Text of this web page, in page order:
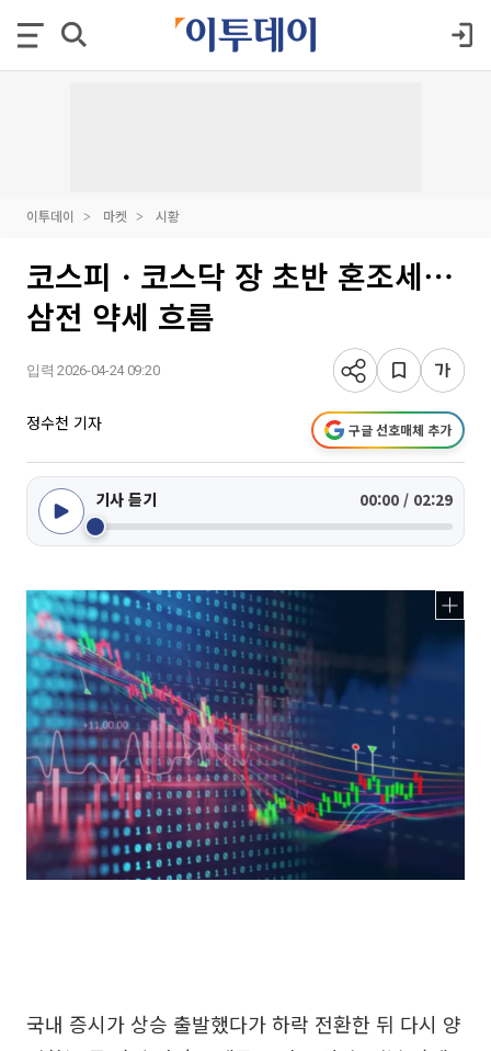
이투데이 마켓 시황
코스피ㆍ코스닥 장 초반 혼조세⋯
삼전 약세 흐름
입력 2026-04-24 09:20
정수천 기자 구글 선호매체 추가
기사 듣기 00:00 / 02:29
국내 증시가 상승 출발했다가 하락 전환한 뒤 다시 양